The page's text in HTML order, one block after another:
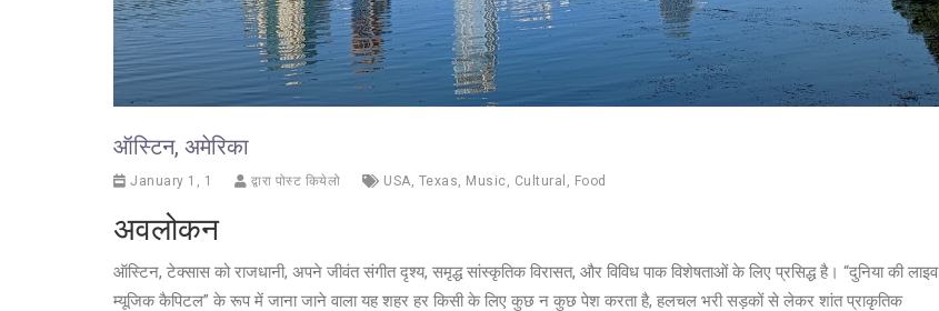
ऑस्टिन, अमेरिका
January 1, 1 द्वारा पोस्ट कियेलो USA, Texas, Music , Cultural , Food
अवलोकन
ऑस्टिन, टेक्सास को राजधानी, अपने जीवंत संगीत दृश्य, समृद्ध सांस्कृतिक विरासत, और विविध पाक विशेषताओं के लिए प्रसिद्ध है। “दुनिया की लाइव
म्यूजिक कैपिटल” के रूप में जाना जाने वाला यह शहर हर किसी के लिए कुछ न कुछ पेश करता है, हलचल भरी सड़कों से लेकर शांत प्राकृतिक